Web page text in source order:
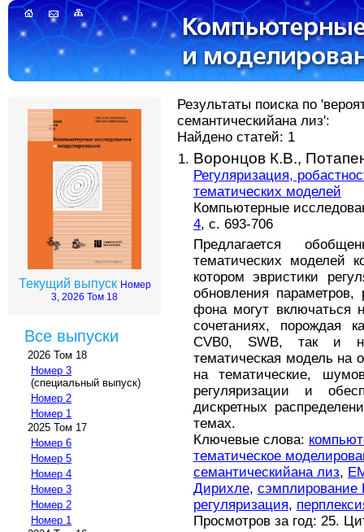
Текущий выпуск Номер
3, 2026 Том 18
Все выпуски
2026 Том 18
Номер 3
(специальный выпуск)
Номер 2
Номер 1
2025 Том 17
Номер 6
Номер 5
Номер 4
Номер 3
Номер 2
Номер 1
Результаты поиска по
семантическийана лиз':
Найдено статей: 1
Воронцов К.В.,
Регуляризация,
тематических моделей
Компьютерные
4, с. 693-706
Предлагается
тематических моделей
котором эвристики
обновления
фона могут включаться
сочетаниях, порождая
CVB0, SWB, так и
тематическая модель на
на тематические,
регуляризации и
дискретных
темах.
Ключевые слова:
тематическое
семантическийана лиз,
Дирихле, сэмплирование
регуляризация,
Просмотров за год: 25.